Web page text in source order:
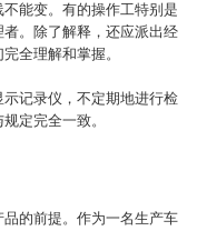
能变。有的操作工特别是
。除了解释，还应派出经
全理解和掌握。
记录仪，不定期地进行检
定完全一致。
的前提。作为一名生产车